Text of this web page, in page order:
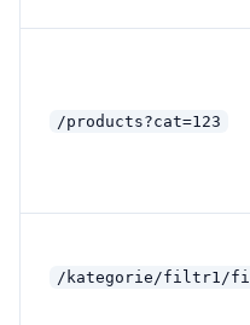
/products?cat=123
/kategorie/filtr1/